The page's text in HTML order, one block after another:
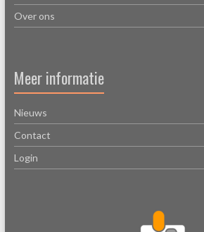
Over ons
Meer informatie
Nieuws
Contact
Login